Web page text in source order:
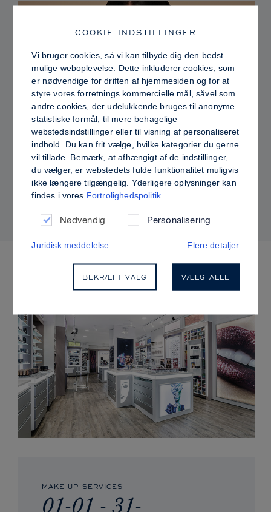
PRO TIPS
Dewy vs. Oily Skin: How to Set Sculpt &
Glow for a Radiant, Shine-Controlled Finish
KOMMENDE ARRANGEMENTER
MAKE-UP SERVICES
01-01 - 31-
COOKIE INDSTILLINGER
Vi bruger cookies, så vi kan tilbyde dig den bedst
mulige weboplevelse. Dette inkluderer cookies, som
er nødvendige for driften af hjemmesiden og for at
styre vores forretnings kommercielle mål, såvel som
andre cookies, der udelukkende bruges til anonyme
statistiske formål, til mere behagelige
webstedsindstillinger eller til visning af personaliseret
indhold. Du kan frit vælge, hvilke kategorier du gerne
vil tillade. Bemærk, at afhængigt af de indstillinger,
du vælger, er webstedets fulde funktionalitet muligvis
ikke længere tilgængelig. Yderligere oplysninger kan
findes i vores Fortrolighedspolitik
Nødvendig Personalisering
Juridisk meddelelse Flere detaljer
BEKRÆFT VALG VÆLG ALLE